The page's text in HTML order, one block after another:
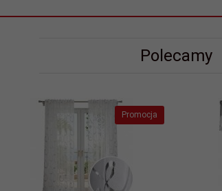
Polecamy
Promocja